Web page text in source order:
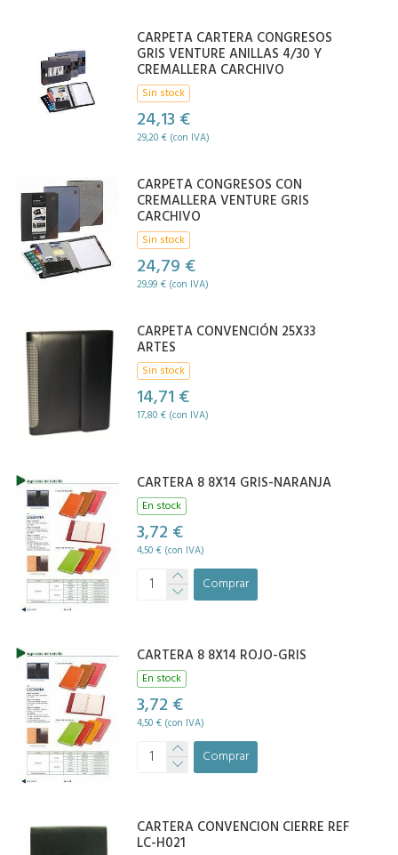
CARPETA CARTERA CONGRESOS
GRIS VENTURE ANILLAS 4/30 Y
CREMALLERA CARCHIVO
Sin stock
24,13 €
29,20 € (con IVA)
CARPETA CONGRESOS CON
CREMALLERA VENTURE GRIS
CARCHIVO
Sin stock
24,79 €
29,99 € (con IVA)
CARPETA CONVENCIÓN 25X33
ARTES
Sin stock
14,71 €
17,80 € (con IVA)
CARTERA 8 8X14 GRIS-NARANJA
En stock
3,72 €
4,50 € (con IVA)
Comprar
CARTERA 8 8X14 ROJO-GRIS
En stock
3,72 €
4,50 € (con IVA)
Comprar
CARTERA CONVENCION CIERRE REF
LC-H021